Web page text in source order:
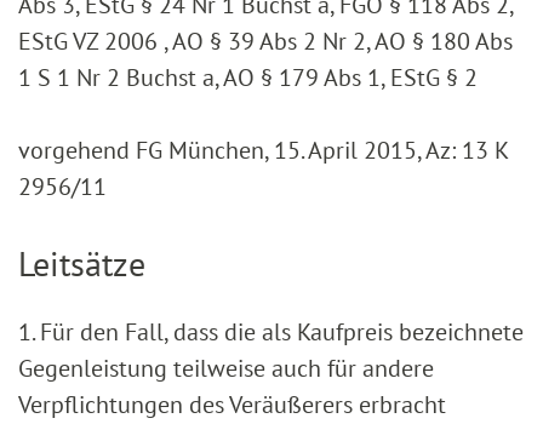
EStG VZ 2006 , AO § 39 Abs 2 Nr 2, AO § 180 Abs
1 S 1 Nr 2 Buchst a, AO § 179 Abs 1, EStG § 2
vorgehend FG München, 15. April 2015, Az: 13 K
2956/11
Leitsätze
1. Für den Fall, dass die als Kaufpreis bezeichnete
Gegenleistung teilweise auch für andere
Verpflichtungen des Veräußerers erbracht